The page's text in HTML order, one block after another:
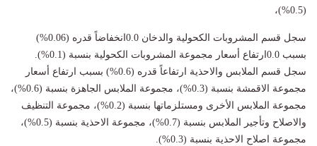
(0.5%)،
سجل قسم المشروبات الكحولية والدخان 0.0انخفاضاً قدره (0.06%)
بسبب 0.0ارتفاع أسعار مجموعة المشروبات الكحولية بنسبة (0.1%).
سجل قسم الملابس والاحذية ارتفاعاً قدره (0.6%) بسبب ارتفاع أسعار
مجموعة الاقمشة بنسبة (0.3%)، مجموعة الملابس الجاهزة بنسبة (0.6%)،
مجموعة الملابس الأخرى ومستلزماتها بنسبة (0.2%)، مجموعة التنظيف
والاصلاح وتأجير الملابس بنسبة (0.7%)، مجموعة الاحذية بنسبة (0.5%)،
مجموعة اصلاح الاحذية بنسبة (0.3%).